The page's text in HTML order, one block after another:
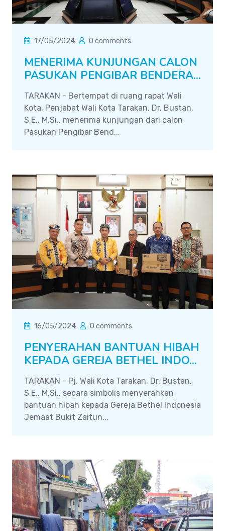
17/05/2024 0 comments
MENERIMA KUNJUNGAN CALON
PASUKAN PENGIBAR BENDERA...
TARAKAN - Bertempat di ruang rapat Wali
Kota, Penjabat Wali Kota Tarakan, Dr. Bustan,
S.E., M.Si., menerima kunjungan dari calon
Pasukan Pengibar Bend...
16/05/2024 0 comments
PENYERAHAN BANTUAN HIBAH
KEPADA GEREJA BETHEL INDO...
TARAKAN - Pj. Wali Kota Tarakan, Dr. Bustan,
S.E., M.Si., secara simbolis menyerahkan
bantuan hibah kepada Gereja Bethel Indonesia
Jemaat Bukit Zaitun...